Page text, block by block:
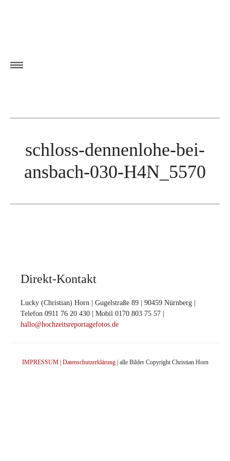
schloss-dennenlohe-bei-
ansbach-030-H4N_5570
Direkt-Kontakt
Lucky (Christian) Horn | Gugelstraße 89 | 90459 Nürnberg |
Telefon 0911 76 20 430 | Mobil 0170 803 75 57 |
hallo@hochzeitsreportagefotos.de
IMPRESSUM| Datenschutzerklärung| alle Bilder Copyright Christian Horn